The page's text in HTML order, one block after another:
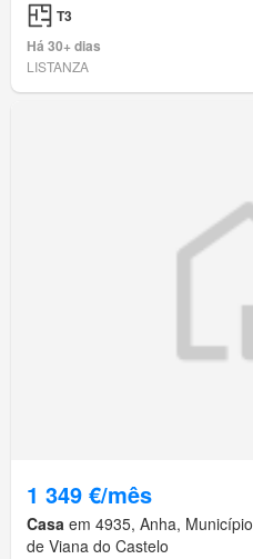
T3
Há 30+ dias
LISTANZA
1 349 €/mês
Casa em 4935, Anha,
de Viana do Castelo